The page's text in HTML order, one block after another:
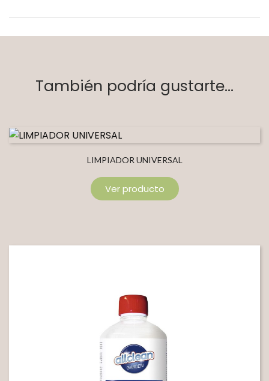
También podría gustarte...
LIMPIADOR UNIVERSAL
Ver producto